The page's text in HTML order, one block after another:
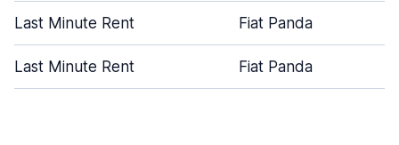
Last Minute Rent Fiat Panda
Last Minute Rent Fiat Panda